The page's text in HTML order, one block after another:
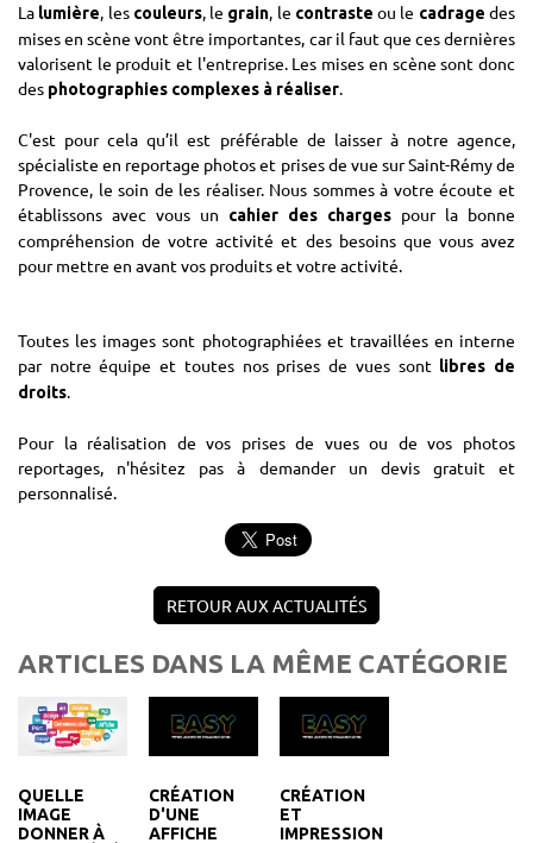
La lumière, les couleurs, le grain, le contraste ou le cadrage des
mises en scène vont être importantes, car il faut que ces dernières
valorisent le produit et l'entreprise. Les mises en scène sont donc
des photographies complexes à réaliser.
C'est pour cela qu’il est préférable de laisser à notre agence,
spécialiste en reportage photos et prises de vue sur Saint-Rémy de
Provence, le soin de les réaliser. Nous sommes à votre écoute et
établissons avec vous un
cahier des charges pour la bonne
compréhension de votre activité et des besoins que vous avez
pour mettre en avant vos produits et votre activité.
Toutes les images sont photographiées et travaillées en interne
par notre équipe et toutes nos prises de vues sont libres de
droits.
Pour la réalisation de vos prises de vues ou de vos photos
reportages, n'hésitez pas à demander un devis gratuit et
personnalisé.
RETOUR AUX ACTUALITÉS
ARTICLES DANS LA MÊME CATÉGORIE
QUELLE
IMAGE
DONNER À
CRÉATION
D'UNE
AFFICHE
CRÉATION
ET
IMPRESSION